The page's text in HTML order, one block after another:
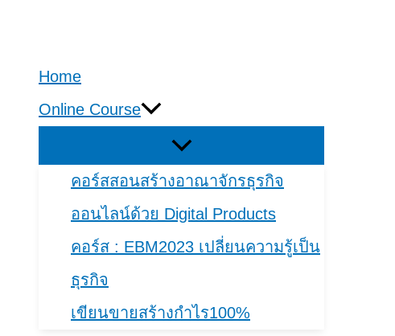
content
Home
Online Course
คอร์สสอนสร้างอาณาจักรธุรกิจ
ออนไลน์ด้วย Digital Products
คอร์​ส : EBM2023 เปลี่ยนความรู้เป็น
ธุรกิจ
เขียนขายสร้างกำไร100%